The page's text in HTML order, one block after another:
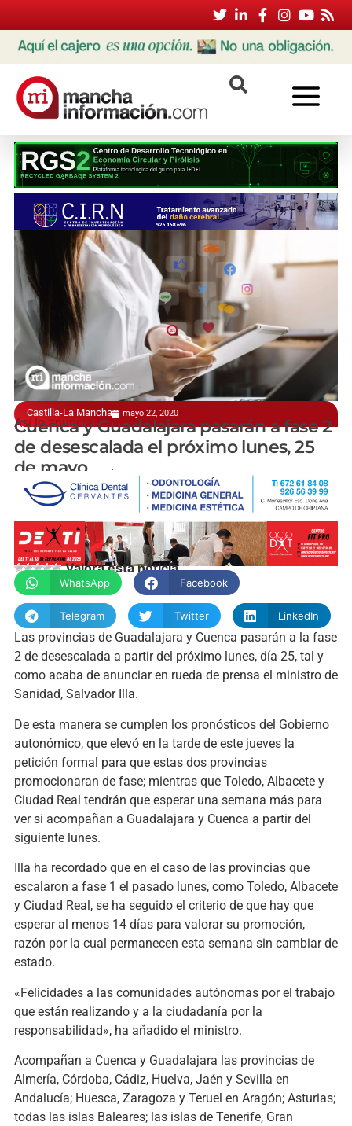
Castilla-La Mancha mayo 22, 2020
Así lo anuncia Salvador Illa
Cuenca y Guadalajara pasarán a fase 2
de desescalada el próximo lunes, 25
de mayo
manchainformacion.com
Valora esta noticia
WhatsApp Facebook
Telegram Twitter LinkedIn
Las provincias de Guadalajara y Cuenca pasarán a la fase
2 de desescalada a partir del próximo lunes, día 25, tal y
como acaba de anunciar en rueda de prensa el ministro de
Sanidad, Salvador Illa.
De esta manera se cumplen los pronósticos del Gobierno
autonómico, que elevó en la tarde de este jueves la
petición formal para que estas dos provincias
promocionaran de fase; mientras que Toledo, Albacete y
Ciudad Real tendrán que esperar una semana más para
ver si acompañan a Guadalajara y Cuenca a partir del
siguiente lunes.
Illa ha recordado que en el caso de las provincias que
escalaron a fase 1 el pasado lunes, como Toledo, Albacete
y Ciudad Real, se ha seguido el criterio de que hay que
esperar al menos 14 días para valorar su promoción,
razón por la cual permanecen esta semana sin cambiar de
estado.
«Felicidades a las comunidades autónomas por el trabajo
que están realizando y a la ciudadanía por la
responsabilidad», ha añadido el ministro.
Acompañan a Cuenca y Guadalajara las provincias de
Almería, Córdoba, Cádiz, Huelva, Jaén y Sevilla en
Andalucía; Huesca, Zaragoza y Teruel en Aragón; Asturias;
todas las islas Baleares; las islas de Tenerife, Gran